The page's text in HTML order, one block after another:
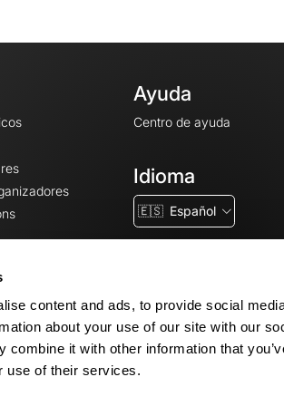
content and ads, to provide social
about your use of our site with our
combine it with other information that
use of their services.
Ayuda
Centro de ayuda
Idioma
🇪🇸 Español